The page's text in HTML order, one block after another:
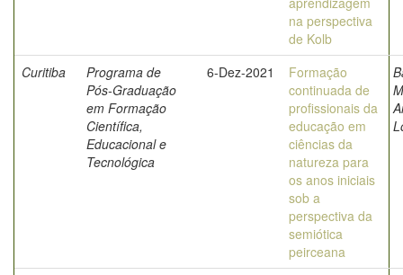
na perspectiva
de Kolb
Curitiba
Programa de
Pós-Graduação
em Formação
Científica,
Educacional e
Tecnológica
6-Dez-2021
Formação
continuada de
profissionais da
educação em
ciências da
natureza para
os anos iniciais
sob a
perspectiva da
semiótica
peirceana